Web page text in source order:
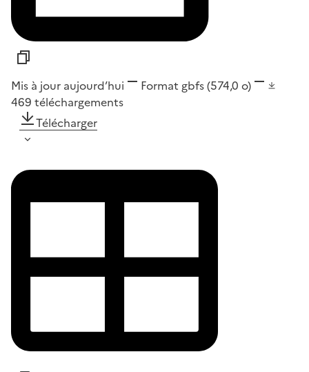
Mis à jour aujourd’hui Format gbfs(574,0 o)
469 téléchargements
Télécharger